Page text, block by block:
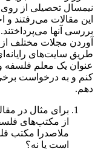
نیمسال تحصیلی از
این مقالات می‌رفتند و
بررسی آنها
آوردن مجلات مختلف از
طریق سایت‌های
عنوان یک معلم فلسفه
کنم و به درخواست
دهم.
برای مثال در
از مکتب‌های
ملاصدرا مکتب
است یا نه؟